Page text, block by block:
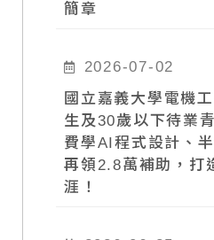
簡章
2026-07-02
國立嘉義大學電機
生及30歲以下待業
費學AI程式設計、
再領2.8萬補助，打
涯！